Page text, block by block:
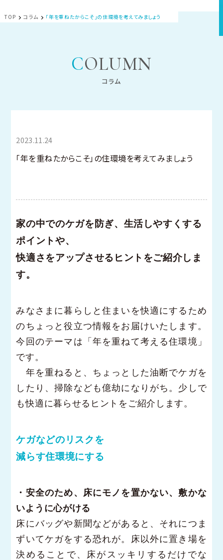
COLUMN
コラム
TOP コラム 「年を重ねたからこそ」の住環境を考えてみましょう
2023.11.24
「年を重ねたからこそ」の住環境を考えてみましょう
家の中でのケガを防ぎ、生活しやすくする
ポイントや、
快適さをアップさせるヒントをご紹介しま
す。
みなさまに暮らしと住まいを快適にするため
のちょっと役立つ情報をお届けいたします。
今回のテーマは「年を重ねて考える住環境」
です。
年を重ねると、ちょっとした油断でケガを
したり、掃除なども億劫になりがち。少しで
も快適に暮らせるヒントをご紹介します。
ケガなどのリスクを
減らす住環境にする
・安全のため、床にモノを置かない、敷かな
いように心がける
床にバッグや新聞などがあると、それにつま
ずいてケガをする恐れが。床以外に置き場を
決めることで、床がスッキリするだけでな